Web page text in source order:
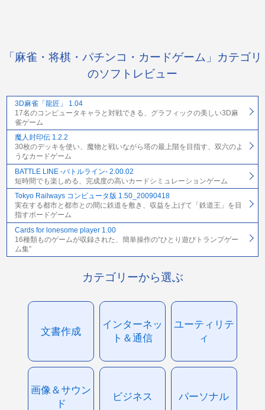
「麻雀・将棋・パチンコ・カードゲーム」カテゴリ
のソフトレビュー
3D麻雀「龍匠」 1.04
17名のコンピュータキャラと対戦できる、グラフィックの美しい3D麻
雀ゲーム
魔人封印伝 1.2.2
30枚のデッキを使い、魔物と戦いながら塔の最上階を目指す、双六のよ
うなカードゲーム
BATTLE LINE -バトルライン- 2.00.02
短時間でも楽しめる、完成度の高いカードシミュレーションゲーム
Tokyo Railways コンピュータ版 1.50_20090418
実在する都市と都市との間に鉄道を敷き、収益を上げて「鉄道王」を目
指すボードゲーム
Cards for lonesome player 1.00
16種類ものゲームが収録された、簡単操作の“ひとり遊びトランプゲー
ム集”
カテゴリーから選ぶ
文書作成
インターネッ
ト＆通信
ユーティリテ
ィ
画像＆サウン
ド
ビジネス パーソナル